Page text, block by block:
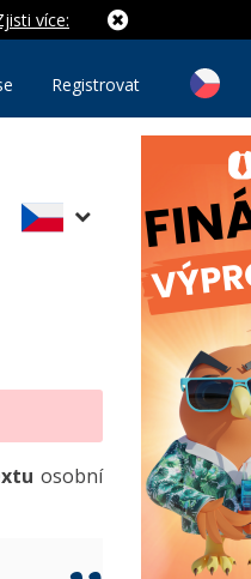
více:
Registrovat
osobní